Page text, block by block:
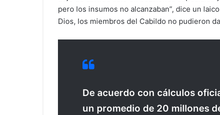
pero los insumos no alcanzaban”, dice un
Dios, los miembros del Cabildo no pudieron
De acuerdo con cálculos
un promedio de 20 millones